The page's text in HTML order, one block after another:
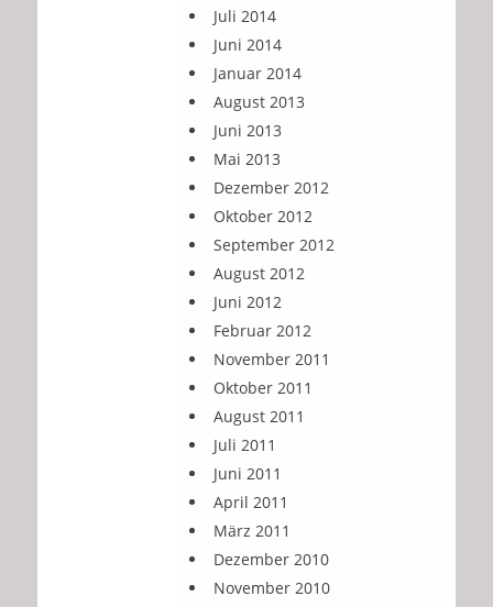
Juli 2014
Juni 2014
Januar 2014
August 2013
Juni 2013
Mai 2013
Dezember 2012
Oktober 2012
September 2012
August 2012
Juni 2012
Februar 2012
November 2011
Oktober 2011
August 2011
Juli 2011
Juni 2011
April 2011
März 2011
Dezember 2010
November 2010